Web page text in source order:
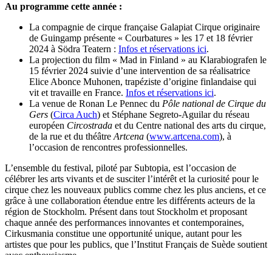
Au programme cette année :
La compagnie de cirque française Galapiat Cirque originaire
de Guingamp présente « Courbatures » les 17 et 18 février
2024 à Södra Teatern : Infos et réservations ici.
La projection du film « Mad in Finland » au Klarabiografen le
15 février 2024 suivie d’une intervention de sa réalisatrice
Elice Abonce Muhonen, trapéziste d’origine finlandaise qui
vit et travaille en France. Infos et réservations ici.
La venue de Ronan Le Pennec du Pôle national de Cirque du
Gers (Circa Auch) et Stéphane Segreto-Aguilar du réseau
européen Circostrada et du Centre national des arts du cirque,
de la rue et du théâtre Artcena (www.artcena.com), à
l’occasion de rencontres professionnelles.
L’ensemble du festival, piloté par Subtopia, est l’occasion de
célébrer les arts vivants et de susciter l’intérêt et la curiosité pour le
cirque chez les nouveaux publics comme chez les plus anciens, et ce
grâce à une collaboration étendue entre les différents acteurs de la
région de Stockholm. Présent dans tout Stockholm et proposant
chaque année des performances innovantes et contemporaines,
Cirkusmania constitue une opportunité unique, autant pour les
artistes que pour les publics, que l’Institut Français de Suède soutient